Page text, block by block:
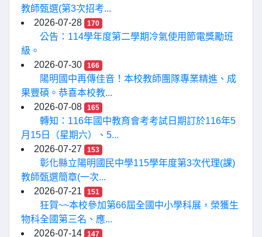
教師甄選(第3次招考...
2026-07-28
170
公告：114學年度第二學期冷氣使用節電獎勵班
級。
2026-07-30
166
陽明國中再傳佳音！本校教師團隊專業精進、成
果豐碩。恭喜本校教...
2026-07-08
165
轉知：116年國中教育會考考試日期訂於116年5
月15日（星期六）、5...
2026-07-27
153
彰化縣立陽明國民中學115學年度第3次代理(課)
教師甄選簡章(一次...
2026-07-21
151
狂賀~~本校參加第66屆全國中小學科展，榮獲生
物科全國第三名、應...
2026-07-14
147